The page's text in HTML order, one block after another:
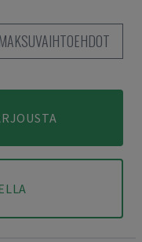
MAKSUVAIHTOEHDOT